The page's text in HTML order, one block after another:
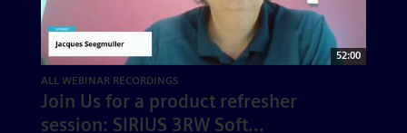
52:00
ALL WEBINAR RECORDINGS
Join Us for a product refresher
session: SIRIUS 3RW Soft...